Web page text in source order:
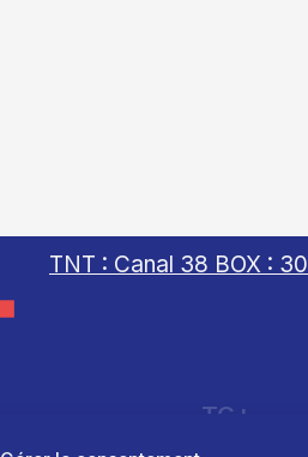
TNT : Canal 38 BOX : 30
TG+